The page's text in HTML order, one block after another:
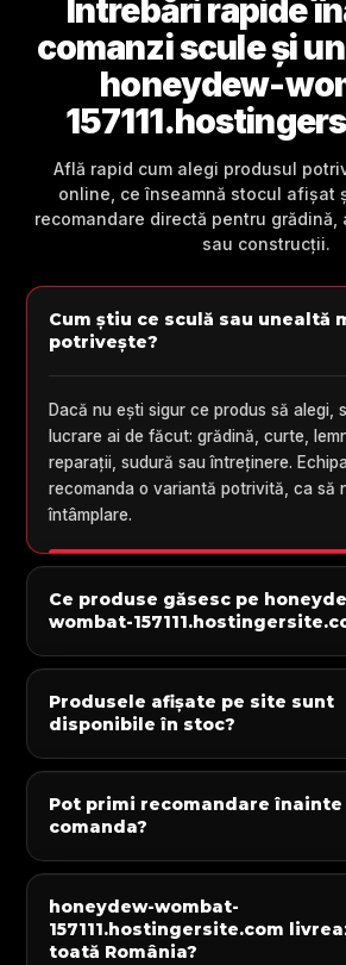
Întrebări rapide
comanzi scule și
honeydew-
Află rapid cum alegi produsul
online, ce înseamnă stocul afișat
recomandare directă pentru grădină,
sau construcții.
Cum știu ce sculă sau unealtă
potrivește?
Dacă nu ești sigur ce produs să alegi,
lucrare ai de făcut: grădină, curte,
reparații, sudură sau întreținere.
recomanda o variantă potrivită, ca să
întâmplare.
Ce produse găsesc pe
wombat-
Produsele afișate pe site sunt
disponibile în stoc?
Pot primi recomandare înainte
comanda?
honeydew-wombat-
157111.hostingersite.com
toată România?